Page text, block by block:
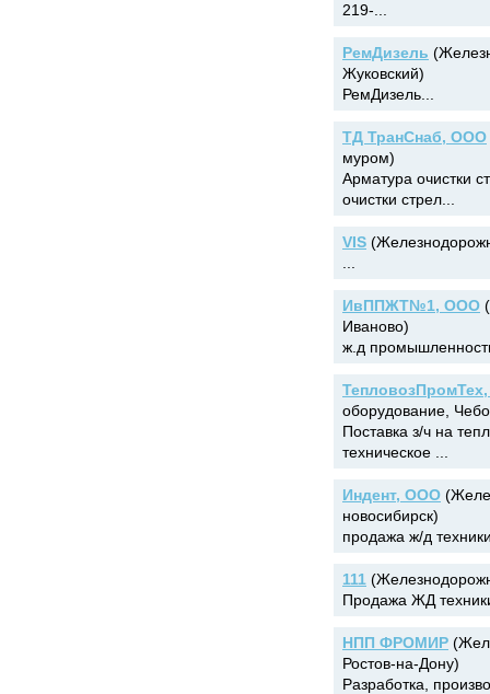
219-...
РемДизель
Жуковский)
РемДизель...
ТД ТранСнаб, ООО
муром)
Арматура очистки
очистки стрел...
VIS
ИвППЖТ№1, ООО
Иваново)
ж.д
оборудование,
Поставка з/ч на
техническое ...
Индент, ООО
новосибирск)
продажа ж/д
111
Продажа ЖД
НПП ФРОМИР
Ростов-на-Дону)
Разработка,